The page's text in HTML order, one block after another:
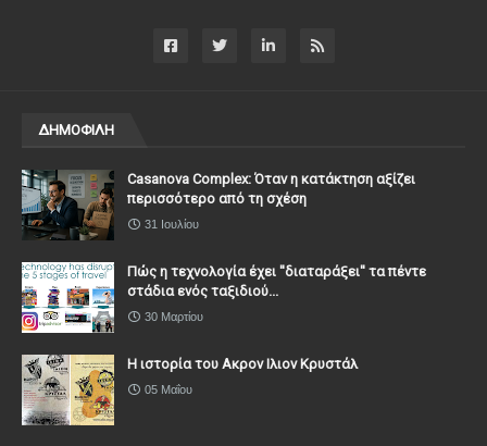
ΔΗΜΟΦΙΛΗ
Casanova Complex: Όταν η κατάκτηση αξίζει
περισσότερο από τη σχέση
31 Ιουλίου
Πώς η τεχνολογία έχει ''διαταράξει'' τα πέντε
στάδια ενός ταξιδιού...
30 Μαρτίου
Η ιστορία του Ακρον Ιλιον Κρυστάλ
05 Μαΐου